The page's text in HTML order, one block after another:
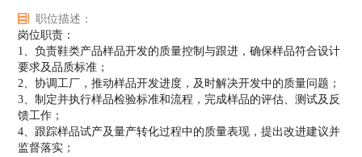
职位描述：
岗位职责：
1、负责鞋类产品样品开发的质量控制与跟进，确保样品符合设计
要求及品质标准；
2、协调工厂，推动样品开发进度，及时解决开发中的质量问题；
3、制定并执行样品检验标准和流程，完成样品的评估、测试及反
馈工作；
4、跟踪样品试产及量产转化过程中的质量表现，提出改进建议并
监督落实；